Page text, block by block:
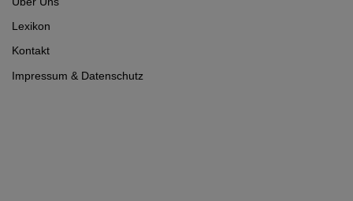
Lexikon
Kontakt
Impressum & Datenschutz